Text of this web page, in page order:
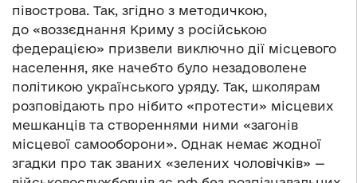
півострова. Так, згідно з методичкою,
до «воззєднання Криму з російською
федерацією» призвели виключно дії місцевого
населення, яке начебто було незадоволене
політикою українського уряду. Так, школярам
розповідають про нібито «протести» місцевих
мешканців та створеннями ними «загонів
місцевої самооборони». Однак немає жодної
згадки про так званих «зелених чоловічків» —